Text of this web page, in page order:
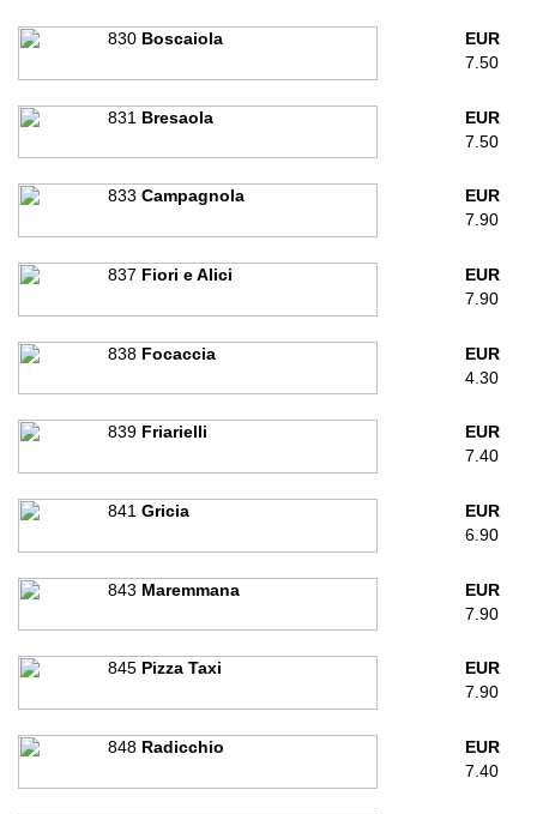
830 Boscaiola
EUR
7.50
831 Bresaola
EUR
7.50
833 Campagnola
EUR
7.90
837 Fiori e Alici
EUR
7.90
838 Focaccia
EUR
4.30
839 Friarielli
EUR
7.40
841 Gricia
EUR
6.90
843 Maremmana
EUR
7.90
845 Pizza Taxi
EUR
7.90
848 Radicchio
EUR
7.40